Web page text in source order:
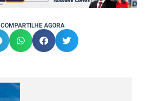
COMPARTILHE AGORA